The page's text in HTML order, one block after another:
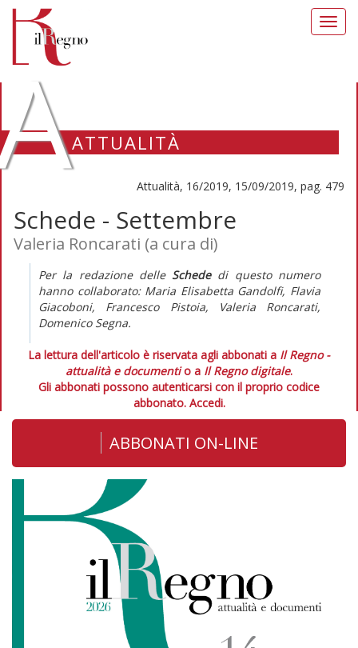
ATTUALITÀ
Attualità, 16/2019, 15/09/2019, pag. 479
Schede - Settembre
Valeria Roncarati (a cura di)
Per la redazione delle Schededi questo numero
hanno collaborato: Maria Elisabetta Gandolfi, Flavia
Giacoboni, Francesco Pistoia, Valeria Roncarati,
Domenico Segna.
La lettura dell'articolo è riservata agli abbonati a Il Regno -
attualità e documentio a Il Regno digitale.
Gli abbonati possono autenticarsi con il proprio codice
abbonato. Accedi.
ABBONATI ON-LINE